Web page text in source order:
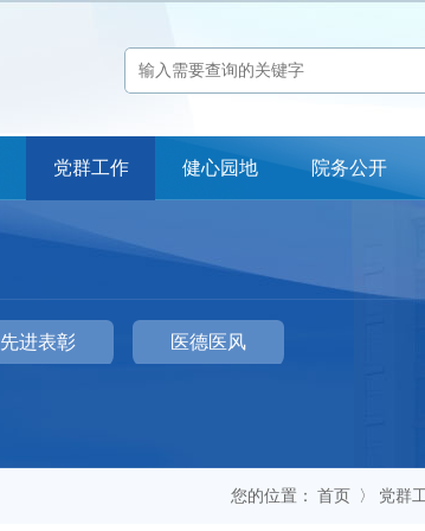
党群工作 健心园地 院务公开
科室介绍
医院地址：自贡市贡井区贡舒路2段
24小时心理咨询公益热线：12356
先进表彰 医德医风
您的位置： 首页 〉 党群